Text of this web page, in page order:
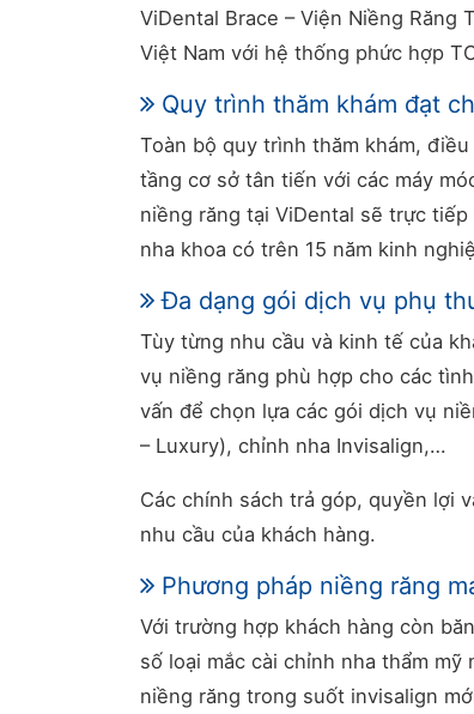
ViDental Brace – Viện Niềng Răng
Việt Nam với hệ thống phức hợp
Quy trình thăm khám đạt
Toàn bộ quy trình thăm khám,
tầng cơ sở tân tiến với các máy
niềng răng tại ViDental sẽ trực
nha khoa có trên 15 năm kinh
Đa dạng gói dịch vụ phụ
Tùy từng nhu cầu và kinh tế của
vụ niềng răng phù hợp cho các
vấn để chọn lựa các gói dịch vụ
– Luxury), chỉnh nha Invisalign,…
Các chính sách trả góp, quyền lợi
nhu cầu của khách hàng.
Phương pháp niềng răng
Với trường hợp khách hàng còn
số loại mắc cài chỉnh nha thẩm
niềng răng trong suốt invisalign